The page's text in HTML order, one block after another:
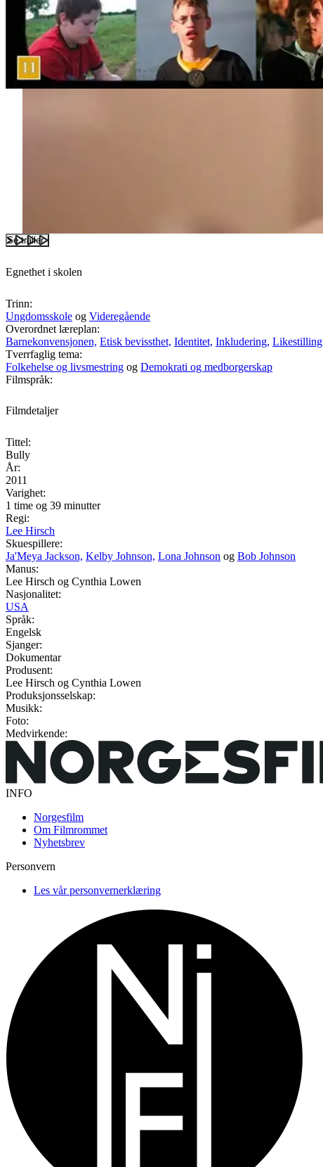
Se trailer
Egnethet i skolen
Trinn:
Ungdomsskole og Videregående
Overordnet læreplan:
Barnekonvensjonen, Etisk bevissthet, Identitet, Inkludering, Likestilling
Tverrfaglig tema:
Folkehelse og livsmestring og Demokrati og medborgerskap
Filmspråk:
Filmdetaljer
Tittel:
Bully
År:
2011
Varighet:
1 time og 39 minutter
Regi:
Lee Hirsch
Skuespillere:
Ja'Meya Jackson, Kelby Johnson, Lona Johnson og Bob Johnson
Manus:
Lee Hirsch og Cynthia Lowen
Nasjonalitet:
USA
Språk:
Engelsk
Sjanger:
Dokumentar
Produsent:
Lee Hirsch og Cynthia Lowen
Produksjonsselskap:
Musikk:
Foto:
Medvirkende:
INFO
Norgesfilm
Om Filmrommet
Nyhetsbrev
Personvern
Les vår personvernerklæring